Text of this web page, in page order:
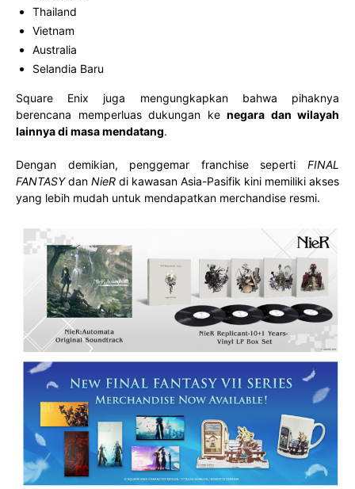
Thailand
Vietnam
Australia
Selandia Baru
Square Enix juga mengungkapkan bahwa pihaknya
berencana memperluas dukungan ke negara dan wilayah
lainnya di masa mendatang.
Dengan demikian, penggemar franchise seperti FINAL
FANTASYdan NieR di kawasan Asia-Pasifik kini memiliki akses
yang lebih mudah untuk mendapatkan merchandise resmi.